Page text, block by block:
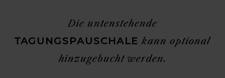
Die untenstehende
TAGUNGSPAUSCHALE kann optional
hinzugebucht werden.